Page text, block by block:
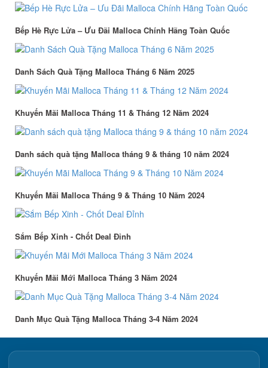
Bếp Hè Rực Lửa – Ưu Đãi Malloca Chính Hãng Toàn Quốc
Danh Sách Quà Tặng Malloca Tháng 6 Năm 2025
Khuyến Mãi Malloca Tháng 11 & Tháng 12 Năm 2024
Danh sách quà tặng Malloca tháng 9 & tháng 10 năm 2024
Khuyến Mãi Malloca Tháng 9 & Tháng 10 Năm 2024
Sắm Bếp Xinh - Chốt Deal Đỉnh
Khuyến Mãi Mới Malloca Tháng 3 Năm 2024
Danh Mục Quà Tặng Malloca Tháng 3-4 Năm 2024